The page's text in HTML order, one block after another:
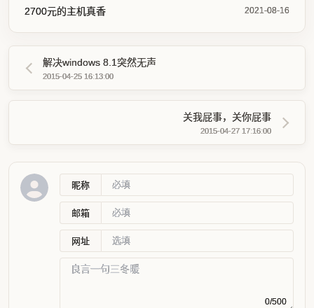
2700元的主机真香 2021-08-16
解决windows 8.1突然无声
2015-04-25 16:13:00
关我屁事，关你屁事
2015-04-27 17:16:00
昵称
邮箱
网址
0/500